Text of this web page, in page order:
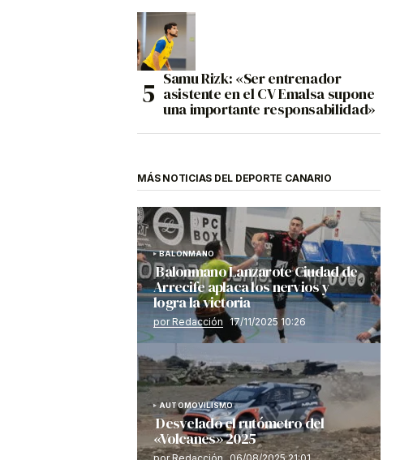
Samu Rizk: «Ser entrenador
asistente en el CV Emalsa supone
una importante responsabilidad»
MÁS NOTICIAS DEL DEPORTE CANARIO
BALONMANO
Balonmano Lanzarote Ciudad de
Arrecife aplaca los nervios y
logra la victoria
por Redacción 17/11/2025 10:26
AUTOMOVILISMO
Desvelado el rutómetro del
«Volcanes» 2025